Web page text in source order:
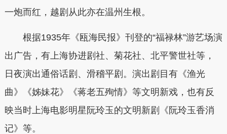
一炮而红，越剧从此亦在温州生根。
根据1935年《瓯海民报》刊登的“福禄林”游艺场演
出广告，有上海协进剧社、菊花社、北平警世社等，
日夜演出通俗话剧、滑稽平剧。演出剧目有《渔光
曲》《姊妹花》《蒋老五殉情》等文明新戏，也有反
映当时上海电影明星阮玲玉的文明新剧《阮玲玉香消
记》等。